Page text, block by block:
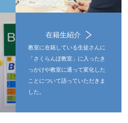
在籍生紹介
教室に在籍している生徒さんに
「さくらんぼ教室」に入ったき
っかけや教室に通って変化した
ことについて語っていただきま
した。